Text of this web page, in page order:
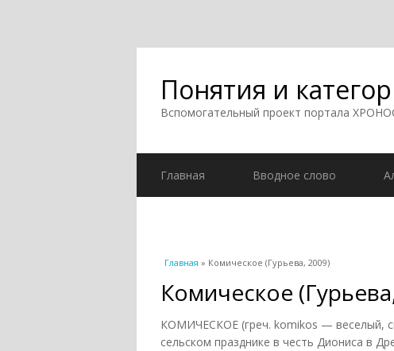
Понятия и
Вспомогательный проект портала
Главная Вводное слово
Вы здесь
Главная » Комическое (Гурьева, 2009)
Комическое
КОМИЧЕСКОЕ (греч. komikos — веселый,
сельском празднике в честь Диониса в